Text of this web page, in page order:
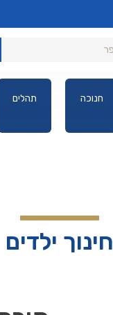
תהלים חנוכה
חינוך ילדים